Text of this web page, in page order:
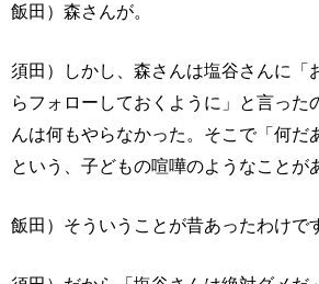
飯田）森さんが。
須田）しかし、森さんは塩谷さんに「
らフォローしておくように」と言った
んは何もやらなかった。そこで「何だ
という、子どもの喧嘩のようなことが
飯田）そういうことが昔あったわけで